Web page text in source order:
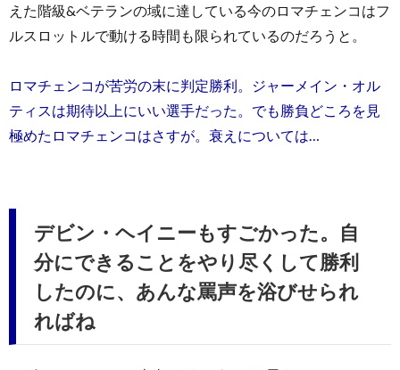
えた階級&ベテランの域に達している今のロマチェンコはフ
ルスロットルで動ける時間も限られているのだろうと。
ロマチェンコが苦労の末に判定勝利。ジャーメイン・オル
ティスは期待以上にいい選手だった。でも勝負どころを見
極めたロマチェンコはさすが。衰えについては…
デビン・ヘイニーもすごかった。自
分にできることをやり尽くして勝利
したのに、あんな罵声を浴びせられ
ればね